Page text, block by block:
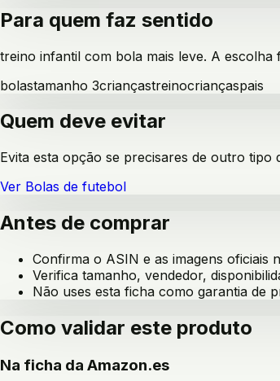
Para quem faz sentido
treino infantil com bola mais leve. A escolha
bolastamanho 3criançastreinocriançaspais
Quem deve evitar
Evita esta opção se precisares de outro
Ver Bolas de futebol
Antes de comprar
Confirma o ASIN e as imagens oficiais
Verifica tamanho, vendedor,
Não uses esta ficha como garantia de
Como validar este produto
Na ficha da Amazon.es